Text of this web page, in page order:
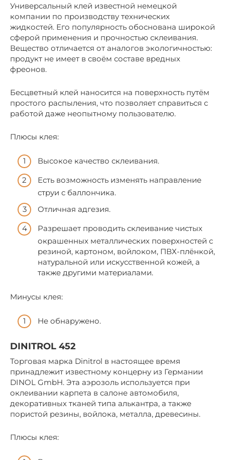
Универсальный клей известной немецкой
компании по производству технических
жидкостей. Его популярность обоснована широкой
сферой применения и прочностью склеивания.
Вещество отличается от аналогов экологичностью:
продукт не имеет в своём составе вредных
фреонов.
Бесцветный клей наносится на поверхность путём
простого распыления, что позволяет справиться с
работой даже неопытному пользователю.
Плюсы клея:
Высокое качество склеивания.
Есть возможность изменять направление
струи с баллончика.
Отличная адгезия.
Разрешает проводить склеивание чистых
окрашенных металлических поверхностей с
резиной, картоном, войлоком, ПВХ-плёнкой,
натуральной или искусственной кожей, а
также другими материалами.
Минусы клея:
Не обнаружено.
DINITROL 452
Торговая марка Dinitrol в настоящее время
принадлежит известному концерну из Германии
DINOL GmbH. Эта аэрозоль используется при
оклеивании карпета в салоне автомобиля,
декоративных тканей типа алькантра, а также
пористой резины, войлока, металла, древесины.
Плюсы клея: